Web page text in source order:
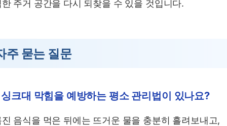
주거 공간을 다시 되찾을 수 있을 것입니다.
주 묻는 질문
크대 막힘을 예방하는 평소 관리법이 있나요?
음식을 먹은 뒤에는 뜨거운 물을 충분히 흘려보내고,